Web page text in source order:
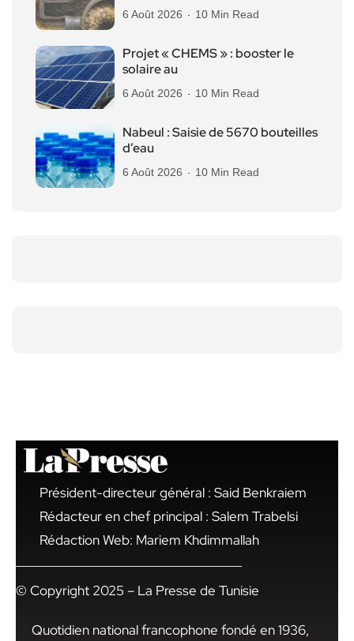
6 Août 2026 10 Min Read
Projet « CHEMS » : booster le
solaire au
6 Août 2026 10 Min Read
Nabeul : Saisie de 5670 bouteilles
d’eau
6 Août 2026 10 Min Read
Président-directeur général : Said Benkraiem
Rédacteur en chef principal : Salem Trabelsi
Rédaction Web: Mariem Khdimmallah
© Copyright 2025 – La Presse de Tunisie
Quotidien national francophone fondé en 1936,